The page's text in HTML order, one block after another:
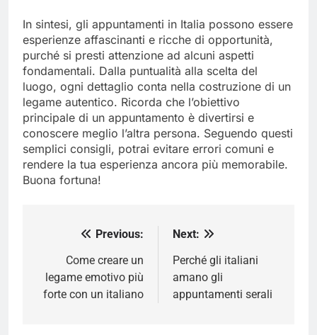
In sintesi, gli appuntamenti in Italia possono essere
esperienze affascinanti e ricche di opportunità,
purché si presti attenzione ad alcuni aspetti
fondamentali. Dalla puntualità alla scelta del
luogo, ogni dettaglio conta nella costruzione di un
legame autentico. Ricorda che l’obiettivo
principale di un appuntamento è divertirsi e
conoscere meglio l’altra persona. Seguendo questi
semplici consigli, potrai evitare errori comuni e
rendere la tua esperienza ancora più memorabile.
Buona fortuna!
navigation
Previous:
Come creare un
legame emotivo più
forte con un italiano
Next:
Perché gli italiani
amano gli
appuntamenti serali